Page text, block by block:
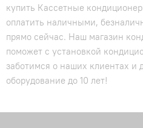
купить Кассетные
оплатить наличными,
прямо сейчас. Наш магазин
поможет с установкой
заботимся о наших клиентах и
оборудование до 10 лет!